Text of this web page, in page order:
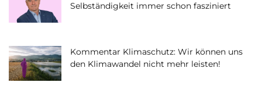
Selbständigkeit immer schon fasziniert
Kommentar Klimaschutz: Wir können uns
den Klimawandel nicht mehr leisten!